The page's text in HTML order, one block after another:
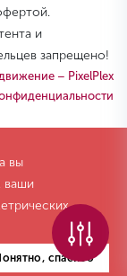
и
запрещено!
– PixelPlex
вы
ваши
спасибо